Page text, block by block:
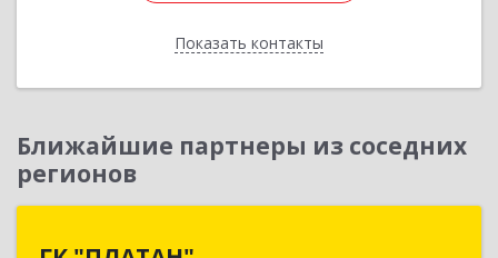
Показать контакты
Назад
Ближайшие партнеры из соседних
регионов